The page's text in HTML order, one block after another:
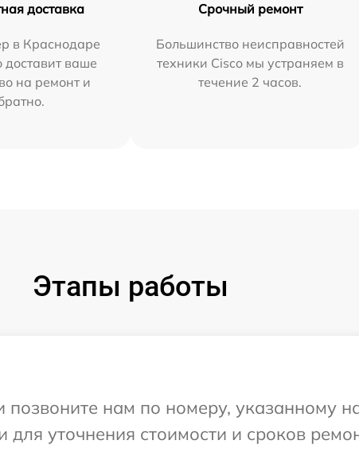
доставка
в Краснодаре
доставит ваше
на ремонт и
Срочный ремонт
Большинство неисправностей
техники Cisco мы устраняем в
течение 2 часов.
Этапы работы
нам по номеру, указанному
уточнения стоимости и сроков